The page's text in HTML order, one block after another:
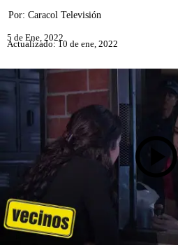
Por: Caracol Televisión
5 de Ene, 2022
Actualizado: 10 de ene, 2022